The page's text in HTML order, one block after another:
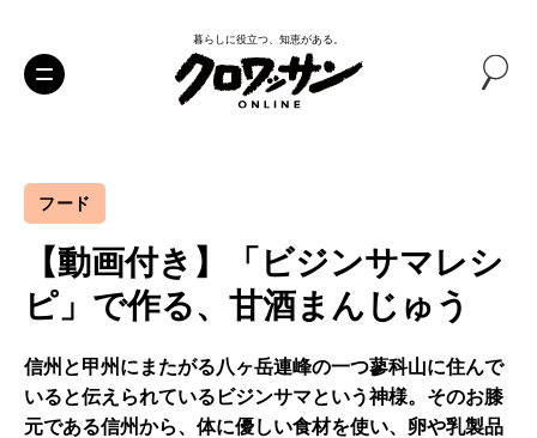
暮らしに役立つ、知恵がある。
フード
【動画付き】「ビジンサマレシ
ピ」で作る、甘酒まんじゅう
信州と甲州にまたがる八ヶ岳連峰の一つ蓼科山に住んで
いると伝えられているビジンサマという神様。そのお膝
元である信州から、体に優しい食材を使い、卵や乳製品